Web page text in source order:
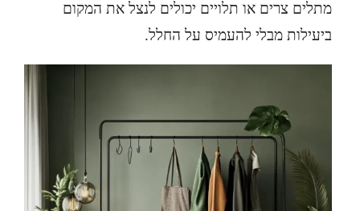
מתלים צרים או תלויים יכולים לנצל את המקום
ביעילות מבלי להעמיס על החלל.